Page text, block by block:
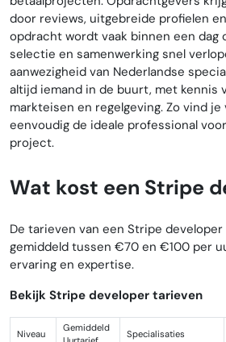
door reviews, uitgebreide profielen
opdracht wordt vaak binnen een dag
selectie en samenwerking snel
aanwezigheid van Nederlandse
altijd iemand in de buurt, met kennis
markteisen en regelgeving. Zo vind je
eenvoudig de ideale professional
project.
Wat kost een Stripe
De tarieven van een Stripe
gemiddeld tussen €70 en €100 per
ervaring en expertise.
Bekijk Stripe developer tarieven
Niveau
Gemiddeld
Specialisaties